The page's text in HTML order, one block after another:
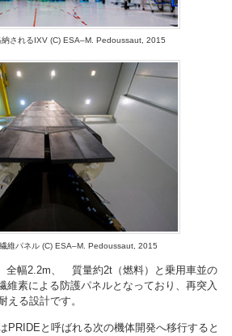
納されるIXV (C) ESA–M. Pedoussaut, 2015
維パネル (C) ESA–M. Pedoussaut, 2015
全幅2.2m、 質量約2t（燃料）と乗用車並の
維素による防護パネルとなっており、再突入
る設計です。
PRIDEと呼ばれる次の機体開発へ移行すると